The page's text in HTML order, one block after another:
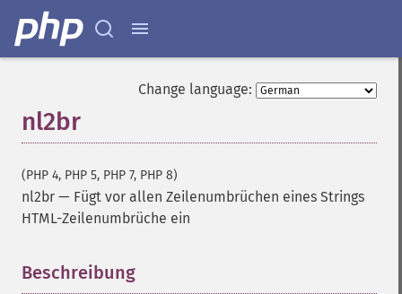
Change language:
nl2br
(PHP 4, PHP 5, PHP 7, PHP 8)
nl2br — Fügt vor allen Zeilenumbrüchen eines Strings
HTML-Zeilenumbrüche ein
Beschreibung